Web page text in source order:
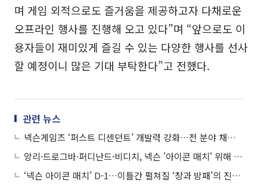
며 게임 외적으로도 즐거움을 제공하고자 다채로운
오프라인 행사를 진행해 오고 있다”며 “앞으로도 이
용자들이 재미있게 즐길 수 있는 다양한 행사를 선사
할 예정이니 많은 기대 부탁한다”고 전했다.
관련 뉴스
넥슨게임즈 ‘퍼스트 디센던트’ 개발력 강화…전 분야 채용 나서
앙리·드로그바·퍼디난드·비디치, 넥슨 '아이콘 매치' 위해 한국 입성
‘넥슨 아이콘 매치’ D-1…이틀간 펼쳐질 ‘창과 방패’의 진검 승부